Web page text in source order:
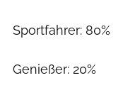
Sportfahrer: 80%
Genießer: 20%